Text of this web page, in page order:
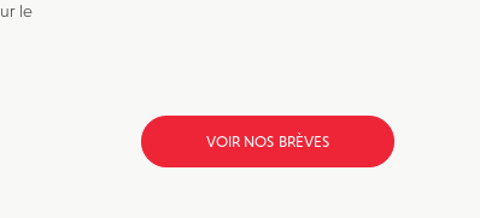
le
VOIR NOS BRÈVES